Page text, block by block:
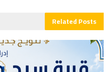
RelatedPosts